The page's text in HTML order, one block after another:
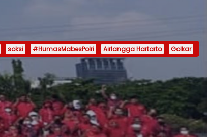
soksi #HumasMabesPolri Airlangga Hartarto Golkar